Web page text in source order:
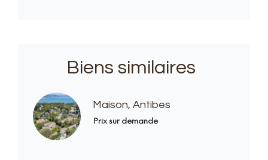
Biens similaires
Maison, Antibes
Prix sur demande